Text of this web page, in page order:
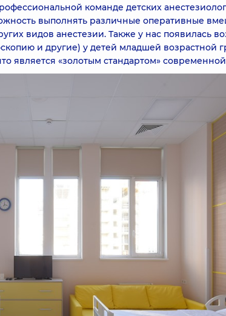
команде детских
выполнять различные оперативные
видов анестезии. Также у нас появилась
и другие) у детей младшей возрастной
является «золотым стандартом»